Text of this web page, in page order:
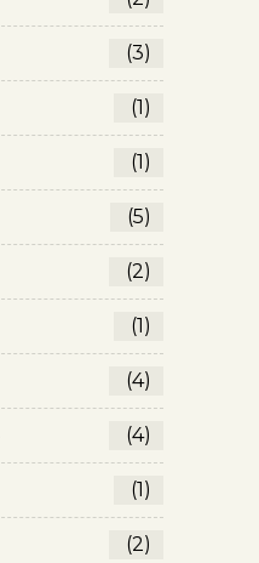
(3)
(1)
(1)
(5)
(2)
(1)
(4)
(4)
(1)
(2)